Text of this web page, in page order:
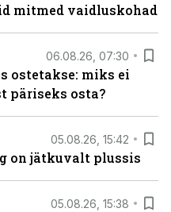
mitmed vaidluskohad
06.08.26, 07:30
ostetakse: miks ei
päriseks osta?
05.08.26, 15:42
on jätkuvalt plussis
05.08.26, 15:38